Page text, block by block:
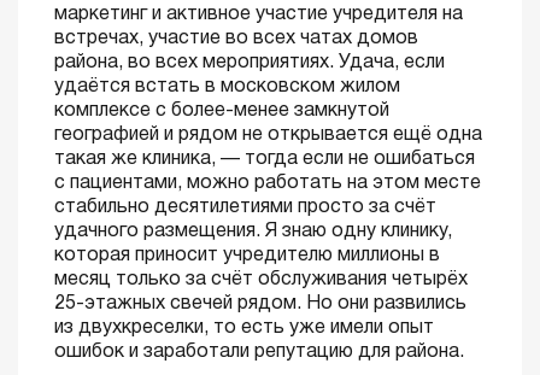
маркетинг и активное участие учредителя на
встречах, участие во всех чатах домов
района, во всех мероприятиях. Удача, если
удаётся встать в московском жилом
комплексе с более-менее замкнутой
географией и рядом не открывается ещё одна
такая же клиника, — тогда если не ошибаться
с пациентами, можно работать на этом месте
стабильно десятилетиями просто за счёт
удачного размещения. Я знаю одну клинику,
которая приносит учредителю миллионы в
месяц только за счёт обслуживания четырёх
25-этажных свечей рядом. Но они развились
из двухкреселки, то есть уже имели опыт
ошибок и заработали репутацию для района.